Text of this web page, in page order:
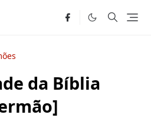
da Bíblia